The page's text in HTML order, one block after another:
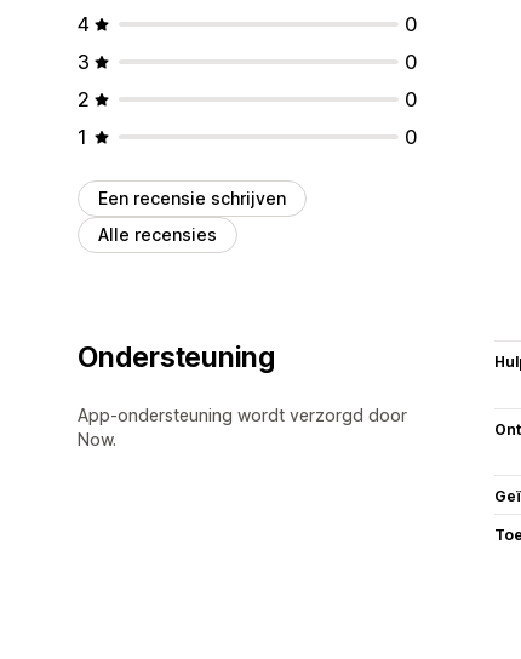
4
0
3
0
2
0
1
0
Een recensie schrijven
Alle recensies
Ondersteuning
App-ondersteuning wordt verzorgd door
Now.